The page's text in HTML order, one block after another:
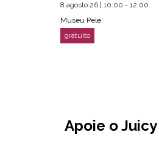
8 agosto 26 | 10:00 - 12:00
Museu Pelé
Apoie o